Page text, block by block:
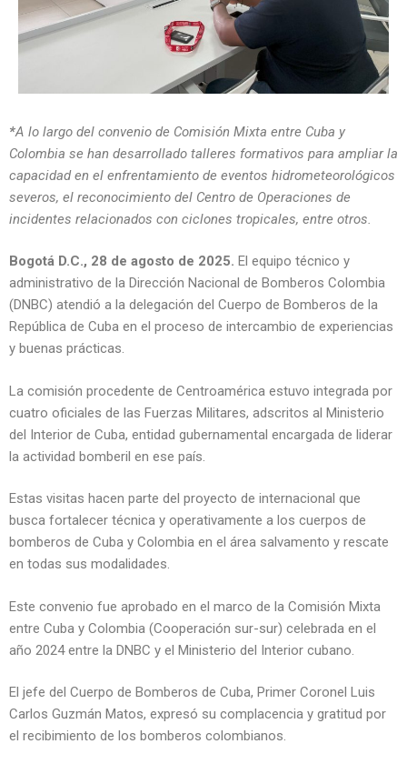
*A lo largo del convenio de Comisión Mixta entre Cuba y
Colombia se han desarrollado talleres formativos para ampliar la
capacidad en el enfrentamiento de eventos hidrometeorológicos
severos, el reconocimiento del Centro de Operaciones de
incidentes relacionados con ciclones tropicales, entre otros.
Bogotá D.C., 28 de agosto de 2025. El equipo técnico y
administrativo de la Dirección Nacional de Bomberos Colombia
(DNBC) atendió a la delegación del Cuerpo de Bomberos de la
República de Cuba en el proceso de intercambio de experiencias
y buenas prácticas.
La comisión procedente de Centroamérica estuvo integrada por
cuatro oficiales de las Fuerzas Militares, adscritos al Ministerio
del Interior de Cuba, entidad gubernamental encargada de liderar
la actividad bomberil en ese país.
Estas visitas hacen parte del proyecto de internacional que
busca fortalecer técnica y operativamente a los cuerpos de
bomberos de Cuba y Colombia en el área salvamento y rescate
en todas sus modalidades.
Este convenio fue aprobado en el marco de la Comisión Mixta
entre Cuba y Colombia (Cooperación sur-sur) celebrada en el
año 2024 entre la DNBC y el Ministerio del Interior cubano.
El jefe del Cuerpo de Bomberos de Cuba, Primer Coronel Luis
Carlos Guzmán Matos, expresó su complacencia y gratitud por
el recibimiento de los bomberos colombianos.